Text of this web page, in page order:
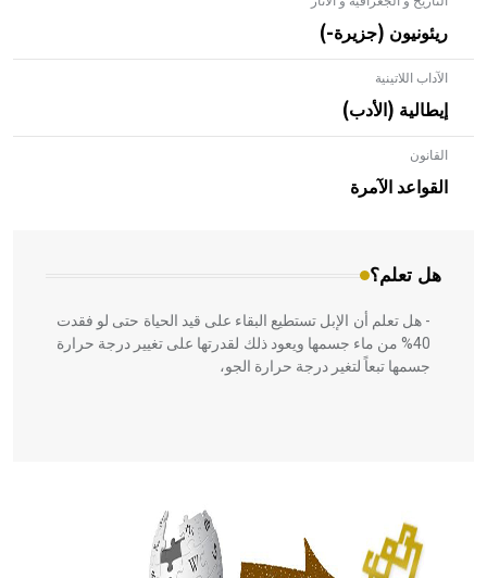
ريئونيون (جزيرة-)
الآداب اللاتينية
إيطالية (الأدب)
القانون
القواعد الآمرة
هل تعلم؟
- هل تعلم أن الأبلق نوع من الفنون الهندسية التي ارتبطت
بالعمارة الإسلامية في بلاد الشام ومصر خاصة، حيث يحرص
المعمار على بناء مداميكه وخاصة في الواجهات
- هل تعلم أن الإبل تستطيع البقاء على قيد الحياة حتى لو فقدت
40% من ماء جسمها ويعود ذلك لقدرتها على تغيير درجة حرارة
جسمها تبعاً لتغير درجة حرارة الجو،
الحكم، الأدلة، تنظيم التغذية، ورسالته في جروح الرأس. ويعود
له الفضل بأنه حرر الطب من الدين والفلسفة.